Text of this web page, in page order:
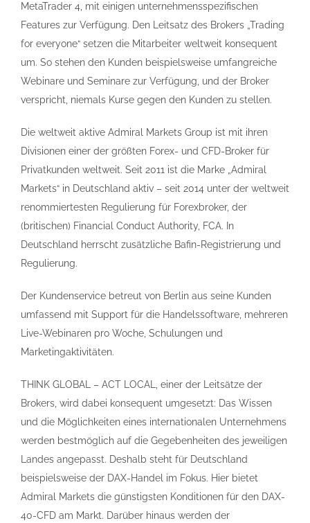
MetaTrader 4, mit einigen unternehmensspezifischen
Features zur Verfügung. Den Leitsatz des Brokers „Trading
for everyone“ setzen die Mitarbeiter weltweit konsequent
um. So stehen den Kunden beispielsweise umfangreiche
Webinare und Seminare zur Verfügung, und der Broker
verspricht, niemals Kurse gegen den Kunden zu stellen.
Die weltweit aktive Admiral Markets Group ist mit ihren
Divisionen einer der größten Forex- und CFD-Broker für
Privatkunden weltweit. Seit 2011 ist die Marke „Admiral
Markets“ in Deutschland aktiv – seit 2014 unter der weltweit
renommiertesten Regulierung für Forexbroker, der
(britischen) Financial Conduct Authority, FCA. In
Deutschland herrscht zusätzliche Bafin-Registrierung und
Regulierung.
Der Kundenservice betreut von Berlin aus seine Kunden
umfassend mit Support für die Handelssoftware, mehreren
Live-Webinaren pro Woche, Schulungen und
Marketingaktivitäten.
THINK GLOBAL – ACT LOCAL, einer der Leitsätze der
Brokers, wird dabei konsequent umgesetzt: Das Wissen
und die Möglichkeiten eines internationalen Unternehmens
werden bestmöglich auf die Gegebenheiten des jeweiligen
Landes angepasst. Deshalb steht für Deutschland
beispielsweise der DAX-Handel im Fokus. Hier bietet
Admiral Markets die günstigsten Konditionen für den DAX-
40-CFD am Markt. Darüber hinaus werden der